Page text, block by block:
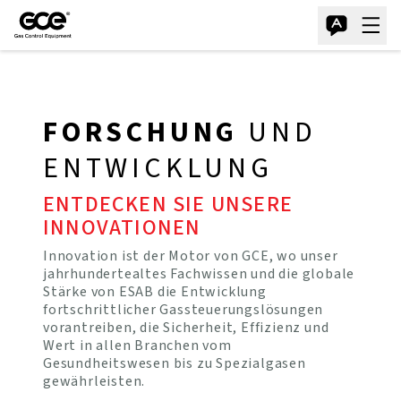
FORSCHUNG UND
ENTWICKLUNG
ENTDECKEN SIE UNSERE
INNOVATIONEN
Innovation ist der Motor von GCE, wo unser
jahrhundertealtes Fachwissen und die globale
Stärke von ESAB die Entwicklung
fortschrittlicher Gassteuerungslösungen
vorantreiben, die Sicherheit, Effizienz und
Wert in allen Branchen vom
Gesundheitswesen bis zu Spezialgasen
gewährleisten.